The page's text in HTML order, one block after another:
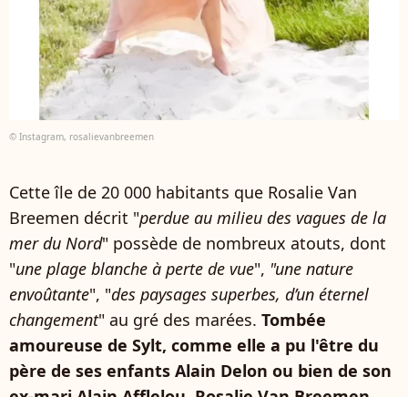
© Instagram, rosalievanbreemen
Cette île de 20 000 habitants que Rosalie Van
Breemen décrit "perdue au milieu des vagues de la
mer du Nord" possède de nombreux atouts, dont
"une plage blanche à perte de vue", "une nature
envoûtante", "des paysages superbes, d’un éternel
changement" au gré des marées. Tombée
amoureuse de Sylt, comme elle a pu l'être du
père de ses enfants Alain Delon ou bien de son